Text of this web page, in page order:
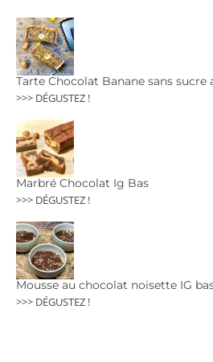
Tarte Chocolat Banane sans sucre
>>> DÉGUSTEZ !
Marbré Chocolat Ig Bas
>>> DÉGUSTEZ !
Mousse au chocolat noisette IG
>>> DÉGUSTEZ !